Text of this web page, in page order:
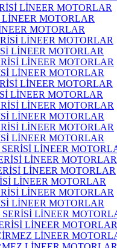
LİNEER MOTORLAR
MOTORLAR
LİNEER MOTORLAR
LİNEER MOTORLAR
LİNEER MOTORLAR
LİNEER MOTORLAR
LİNEER MOTORLAR
LİNEER MOTORLAR
LİNEER MOTORLAR
LİNEER MOTORLAR
LİNEER MOTORLAR